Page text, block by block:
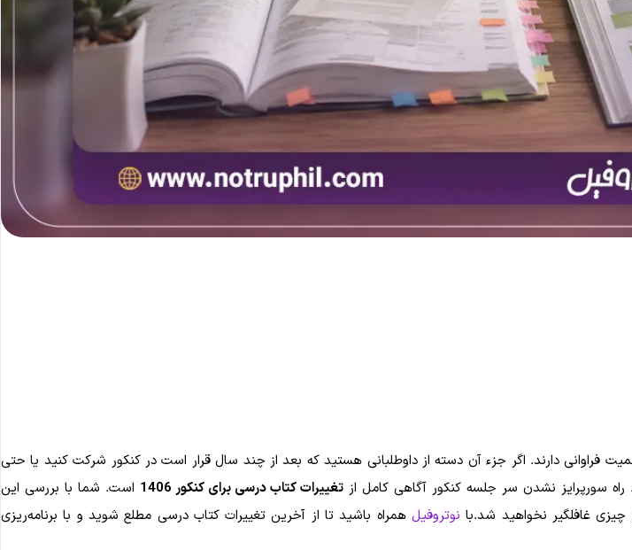
دارند. اگر جزء آن دسته از داوطلبانی هستید که بعد از چند سال قرار است در کنکور شرکت کنید یا حتی
سورپرایز نشدن سر جلسه کنکور آگاهی کامل از تغییرات کتاب درسی برای کنکور 1406
است. شما با بررسی این
غافلگیر نخواهید شد.با نوتروفیل همراه باشید تا از آخرین تغییرات کتاب درسی مطلع شوید و با برنامه‌ریزی